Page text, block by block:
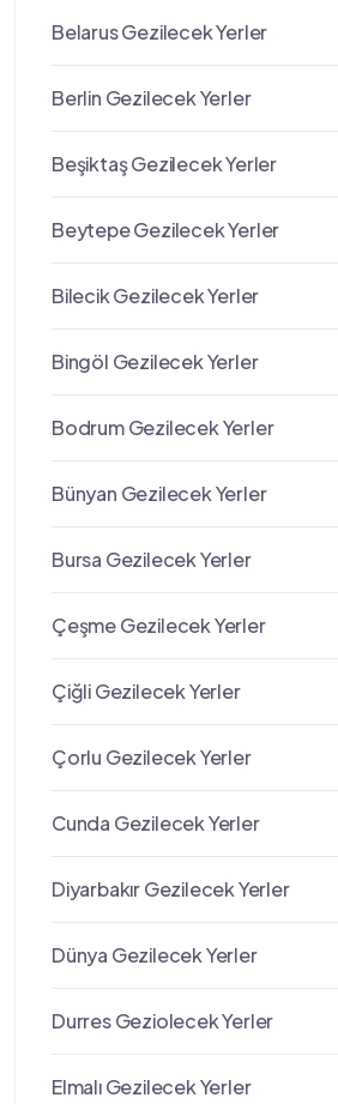
Belarus Gezilecek Yerler
Berlin Gezilecek Yerler
Beşiktaş Gezilecek Yerler
Beytepe Gezilecek Yerler
Bilecik Gezilecek Yerler
Bingöl Gezilecek Yerler
Bodrum Gezilecek Yerler
Bünyan Gezilecek Yerler
Bursa Gezilecek Yerler
Çeşme Gezilecek Yerler
Çiğli Gezilecek Yerler
Çorlu Gezilecek Yerler
Cunda Gezilecek Yerler
Diyarbakır Gezilecek Yerler
Dünya Gezilecek Yerler
Durres Geziolecek Yerler
Elmalı Gezilecek Yerler